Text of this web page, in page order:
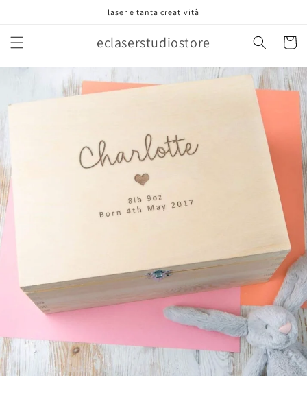
laser e tanta creatività
eclaserstudiostore Carrello